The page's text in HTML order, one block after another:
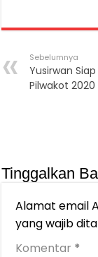
Sebelumnya
Yusirwan
Pilwakot 2020
Tinggalkan
Alamat email
yang wajib
Komentar *